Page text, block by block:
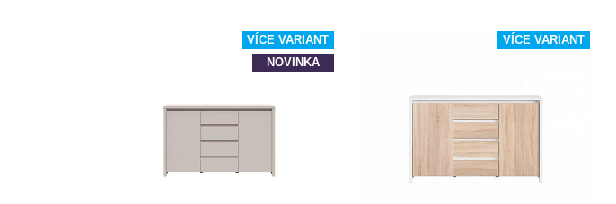
VÍCE VARIANT
NOVINKA
VÍCE VARIANT